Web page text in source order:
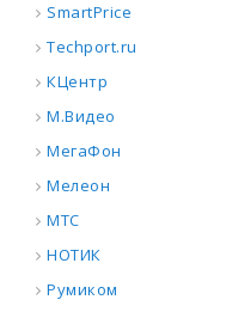
SmartPrice
Techport.ru
КЦентр
М.Видео
МегаФон
Мелеон
МТС
НОТИК
Румиком